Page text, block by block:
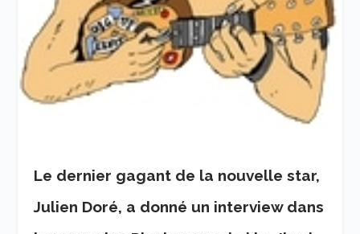
Le dernier gagant de la nouvelle star,
Julien Doré, a donné un interview dans